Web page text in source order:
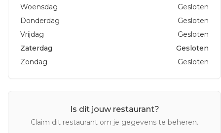
Woensdag
Gesloten
Donderdag
Gesloten
Vrijdag
Gesloten
Zaterdag
Gesloten
Zondag
Gesloten
Is dit jouw restaurant?
Claim dit restaurant om je gegevens te beheren.